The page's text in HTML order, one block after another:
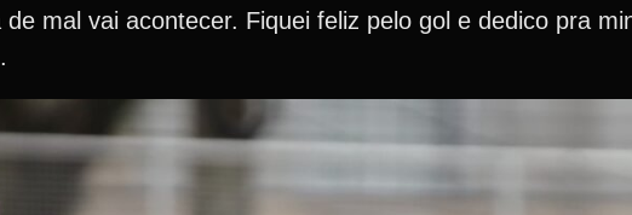
mal vai acontecer. Fiquei feliz pelo gol e dedico pra